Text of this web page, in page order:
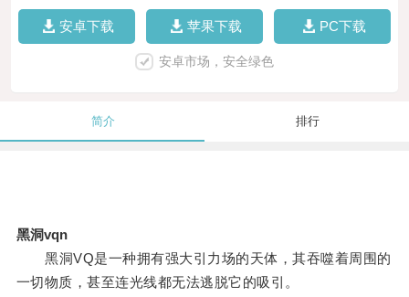
安卓下载 苹果下载 PC下载
安卓市场，安全绿色
简介 排行
黑洞vqn
黑洞VQ是一种拥有强大引力场的天体，其吞噬着周围的
一切物质，甚至连光线都无法逃脱它的吸引。